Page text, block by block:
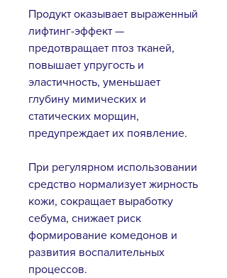
Продукт оказывает выраженный
лифтинг-эффект —
предотвращает птоз тканей,
повышает упругость и
эластичность, уменьшает
глубину мимических и
статических морщин,
предупреждает их появление.
При регулярном использовании
средство нормализует жирность
кожи, сокращает выработку
себума, снижает риск
формирование комедонов и
развития воспалительных
процессов.